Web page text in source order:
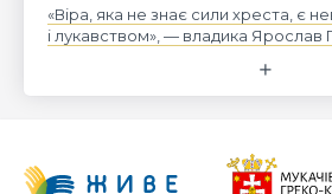
«Віра, яка не знає сили хреста, є
і лукавством», — владика Ярослав